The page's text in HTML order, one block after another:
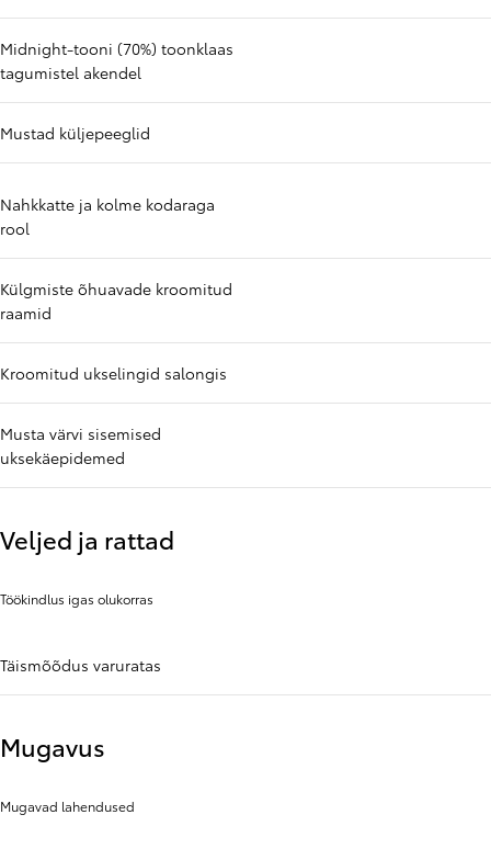
Midnight-tooni (70%) toonklaas
tagumistel akendel
Mustad küljepeeglid
Nahkkatte ja kolme kodaraga
rool
Külgmiste õhuavade kroomitud
raamid
Kroomitud ukselingid salongis
Musta värvi sisemised
uksekäepidemed
Veljed ja rattad
Töökindlus igas olukorras
Täismõõdus varuratas
Mugavus
Mugavad lahendused